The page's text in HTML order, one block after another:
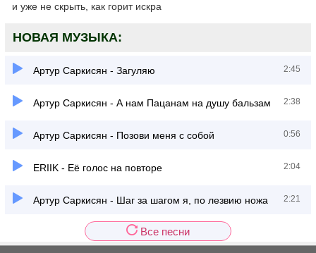
и уже не скрыть, как горит искра
НОВАЯ МУЗЫКА:
Артур Саркисян - Загуляю 2:45
Артур Саркисян - А нам Пацанам на душу бальзам 2:38
Артур Саркисян - Позови меня с собой 0:56
ERIIK - Её голос на повторе 2:04
Артур Саркисян - Шаг за шагом я, по лезвию ножа 2:21
Все песни